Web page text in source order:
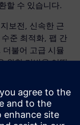
할 수 있습니다.
보전, 신속한 근
준 최적화, 팹 간
불어 고급 시뮬
위한 기반을 어떻
해지고 확장에
팀에게 데이터 오
라 경쟁력을 확보